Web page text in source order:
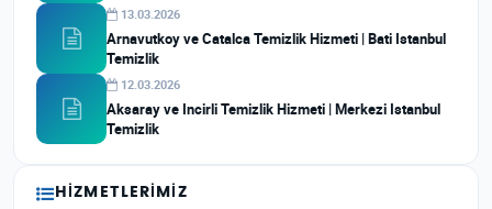
13.03.2026
Arnavutkoy ve Catalca Temizlik Hizmeti | Bati Istanbul
Temizlik
12.03.2026
Aksaray ve Incirli Temizlik Hizmeti | Merkezi Istanbul
Temizlik
HIZMETLERIMIZ